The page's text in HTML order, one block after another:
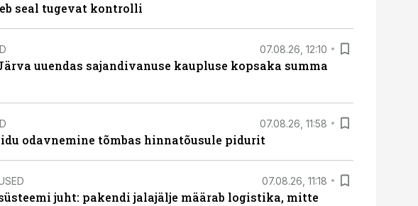
seal tugevat kontrolli
07.08.26, 12:10
uuendas sajandivanuse kaupluse kopsaka summa
07.08.26, 11:58
odavnemine tõmbas hinnatõusule pidurit
07.08.26, 11:18
juht: pakendi jalajälje määrab logistika, mitte